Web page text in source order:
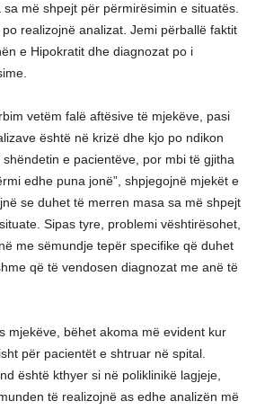
më shpejt për përmirësimin e situatës.
realizojnë analizat. Jemi përballë faktit
e Hipokratit dhe diagnozat po i
vetëm falë aftësive të mjekëve, pasi
është në krizë dhe kjo po ndikon
e pacientëve, por mbi të gjitha
edhe puna jonë”, shpjegojnë mjekët e
se duhet të merren masa sa më shpejt
Sipas tyre, problemi vështirësohet,
me sëmundje tepër specifike që duhet
që të vendosen diagnozat me anë të
mjekëve, bëhet akoma më evident kur
për pacientët e shtruar në spital.
është kthyer si në poliklinikë lagjeje,
të realizojnë as edhe analizën më